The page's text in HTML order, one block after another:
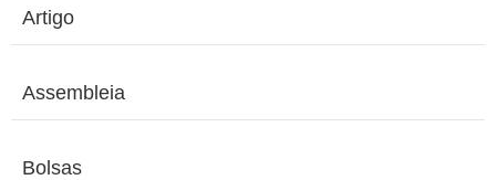
Artigo
Assembleia
Bolsas